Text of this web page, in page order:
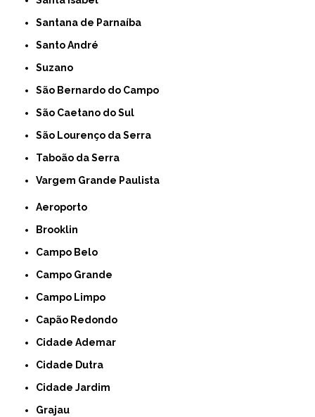
Santana de Parnaíba
Santo André
Suzano
São Bernardo do Campo
São Caetano do Sul
São Lourenço da Serra
Taboão da Serra
Vargem Grande Paulista
Aeroporto
Brooklin
Campo Belo
Campo Grande
Campo Limpo
Capão Redondo
Cidade Ademar
Cidade Dutra
Cidade Jardim
Grajau